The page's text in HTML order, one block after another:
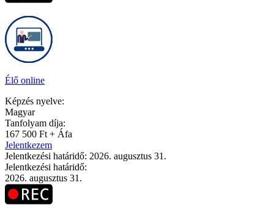
Élő online
Képzés nyelve:
Magyar
Tanfolyam díja:
167 500 Ft + Áfa
Jelentkezem
Jelentkezési határidő: 2026. augusztus 31.
Jelentkezési határidő:
2026. augusztus 31.